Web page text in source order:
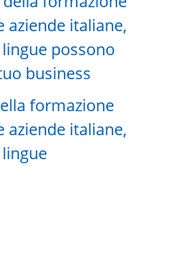
formazione
aziende italiane,